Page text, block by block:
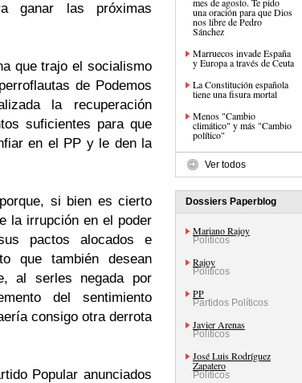
ganar las próximas
que trajo el socialismo
de Podemos
la recuperación
suficientes para que
en el PP y le den la
si bien es cierto
la irrupción en el poder
pactos alocados e
que también desean
al serles negada por
del sentimiento
consigo otra derrota
Popular anunciados
una oración para que Dios
nos libre de Pedro
Sánchez
Marruecos invade España
y Europa a través de Ceuta
La Constitución española
tiene una fisura mortal
Menos "Cambio
climático" y más "Cambio
político"
Ver todos
Dossiers Paperblog
Mariano Rajoy
Políticos
Rajoy
Políticos
PP
Partidos Políticos
Javier Arenas
Políticos
José Luis Rodríguez
Zapatero
Políticos